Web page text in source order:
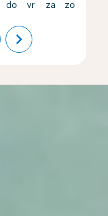
do vr za zo
chevron_right